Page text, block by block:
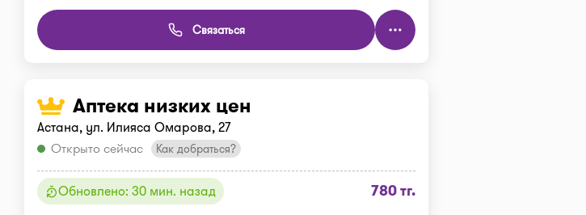
Связаться
Аптека низких цен
Астана, ул. Илияса Омарова, 27
Открыто сейчас
Как добраться?
Обновлено: 30 мин. назад 780 тг.